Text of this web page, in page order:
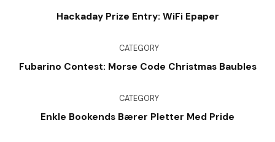
Hackaday Prize Entry: WiFi Epaper
CATEGORY
Fubarino Contest: Morse Code Christmas Baubles
CATEGORY
Enkle Bookends Bærer Pletter Med Pride